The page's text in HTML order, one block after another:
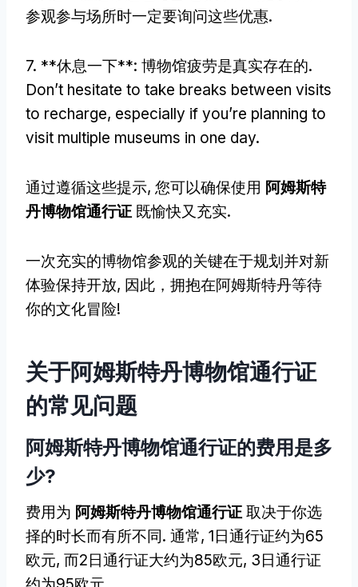
参观参与场所时一定要询问这些优惠.
7. **休息一下**: 博物馆疲劳是真实存在的.
Don’t hesitate to take breaks between visits
to recharge, especially if you’re planning to
visit multiple museums in one day.
通过遵循这些提示, 您可以确保使用 阿姆斯特
丹博物馆通行证 既愉快又充实.
一次充实的博物馆参观的关键在于规划并对新
体验保持开放, 因此，拥抱在阿姆斯特丹等待
你的文化冒险!
关于阿姆斯特丹博物馆通行证
的常见问题
阿姆斯特丹博物馆通行证的费用是多
少?
费用为 阿姆斯特丹博物馆通行证 取决于你选
择的时长而有所不同. 通常, 1日通行证约为65
欧元, 而2日通行证大约为85欧元, 3日通行证